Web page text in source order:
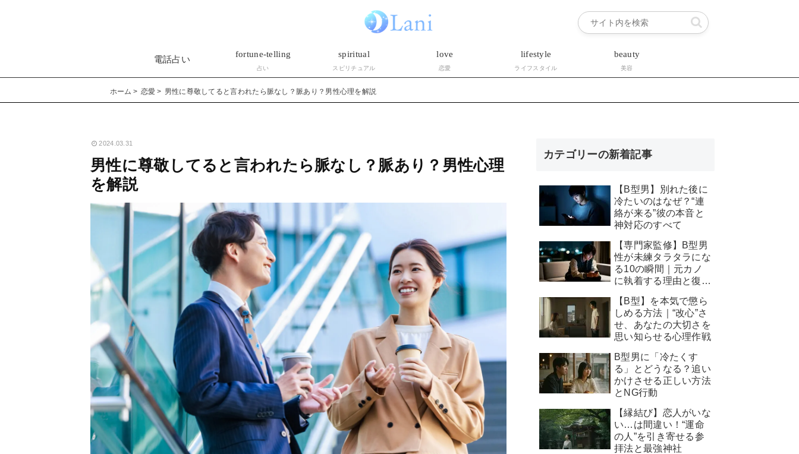
電話占い
fortune-telling
占い
spiritual
スピリチュアル
love
恋愛
lifestyle
ライフスタイル
beauty
美容
ホーム 恋愛 男性に尊敬してると言われたら脈なし？脈あり？男性心理を解説
2024.03.31
男性に尊敬してると言われたら脈なし？脈あり？男性心理
を解説
カテゴリーの新着記事
【B型男】別れた後に
冷たいのはなぜ？“連
絡が来る”彼の本音と
神対応のすべて
【専門家監修】B型男
性が未練タラタラにな
る10の瞬間｜元カノ
に執着する理由と復縁
【B型】を本気で懲ら
しめる方法｜“改心”さ
せ、あなたの大切さを
思い知らせる心理作戦
B型男に「冷たくす
る」とどうなる？追い
かけさせる正しい方法
とNG行動
【縁結び】恋人がいな
い…は間違い！“運命
の人”を引き寄せる参
拝法と最強神社